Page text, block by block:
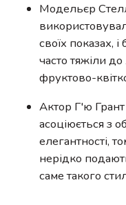
Модельєр
своїх показах,
часто тяжіли
фруктово-
Актор Г'ю Грант
асоціюється з
елегантності,
нерідко
саме такого